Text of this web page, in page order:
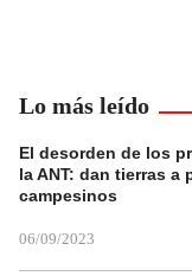
Lo más leído
El desorden de los
la ANT: dan tierras a
campesinos
06/09/2023